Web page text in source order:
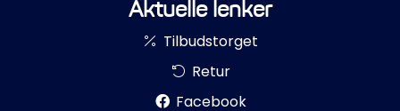
Aktuelle lenker
Tilbudstorget
Retur
Facebook